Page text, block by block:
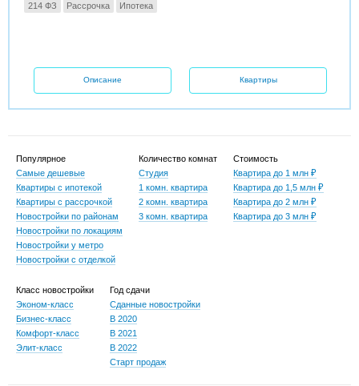
214 ФЗ
Рассрочка Ипотека
Описание Квартиры
Популярное
Самые дешевые
Квартиры с ипотекой
Квартиры с рассрочкой
Новостройки по районам
Новостройки по локациям
Новостройки у метро
Новостройки с отделкой
Количество комнат
Студия
1 комн. квартира
2 комн. квартира
3 комн. квартира
Стоимость
Квартира до 1 млн ₽
Квартира до 1,5 млн ₽
Квартира до 2 млн ₽
Квартира до 3 млн ₽
Класс новостройки
Эконом-класс
Бизнес-класс
Комфорт-класс
Элит-класс
Год сдачи
Сданные новостройки
В 2020
В 2021
В 2022
Старт продаж